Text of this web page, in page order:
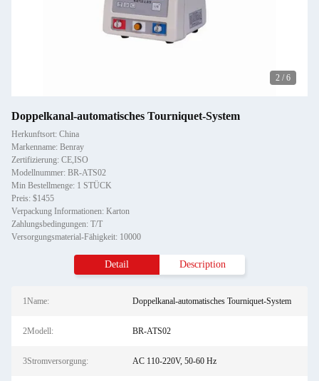
2 / 6
Doppelkanal-automatisches Tourniquet-System
Herkunftsort: China
Markenname: Benray
Zertifizierung: CE,ISO
Modellnummer: BR-ATS02
Min Bestellmenge: 1 STÜCK
Preis: $1455
Verpackung Informationen: Karton
Zahlungsbedingungen: T/T
Versorgungsmaterial-Fähigkeit: 10000
Detail Description
1Name: Doppelkanal-automatisches Tourniquet-System
2Modell: BR-ATS02
3Stromversorgung: AC 110-220V, 50-60 Hz